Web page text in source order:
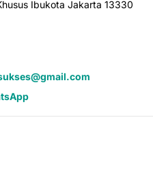
Ibukota Jakarta 13330